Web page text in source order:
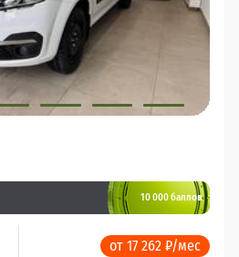
10 000 баллов
от 17 262 ₽/мес